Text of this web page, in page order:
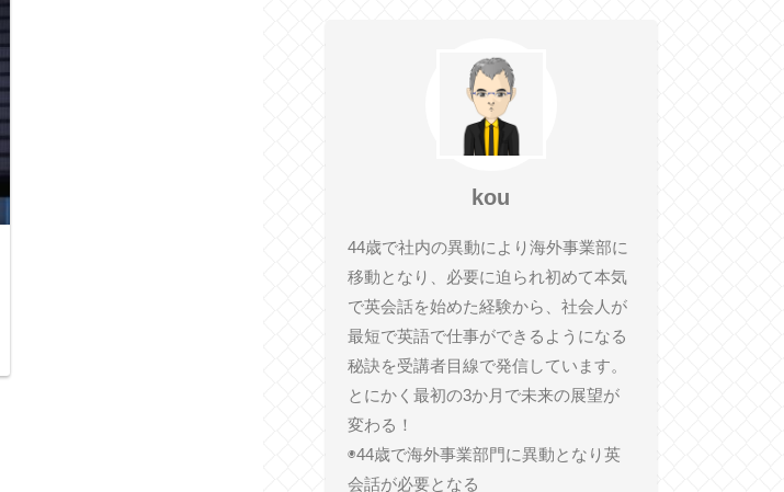
kou
44歳で社内の異動により海外事業部に
移動となり、必要に迫られ初めて本気
で英会話を始めた経験から、社会人が
最短で英語で仕事ができるようになる
秘訣を受講者目線で発信しています。
とにかく最初の3か月で未来の展望が
変わる！
◉44歳で海外事業部門に異動となり英
会話が必要となる